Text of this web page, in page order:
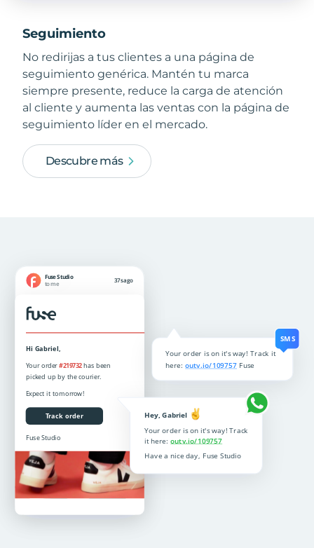
Seguimiento
No redirijas a tus clientes a una página de
seguimiento genérica. Mantén tu marca
siempre presente, reduce la carga de atención
al cliente y aumenta las ventas con la página de
seguimiento líder en el mercado.
Descubre más